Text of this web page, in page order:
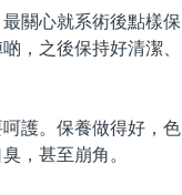
關心就系術後點樣保
，之後保持好清潔、
護。保養做得好，色
，甚至崩角。